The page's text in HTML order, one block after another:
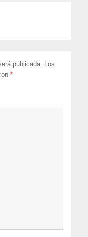
publicada. Los
*